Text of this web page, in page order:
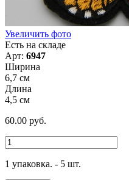
Увеличить фото
Есть на складе
Арт: 6947
Ширина
6,7 см
Длина
4,5 см
60.00 руб.
1 упаковка. - 5 шт.